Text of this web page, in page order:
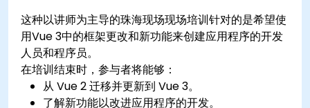
这种以讲师为主导的珠海现场现场培训针对的是希望使
用Vue 3中的框架更改和新功能来创建应用程序的开发
人员和程序员。
在培训结束时，参与者将能够：
从 Vue 2 迁移并更新到 Vue 3。
了解新功能以改进应用程序的开发。